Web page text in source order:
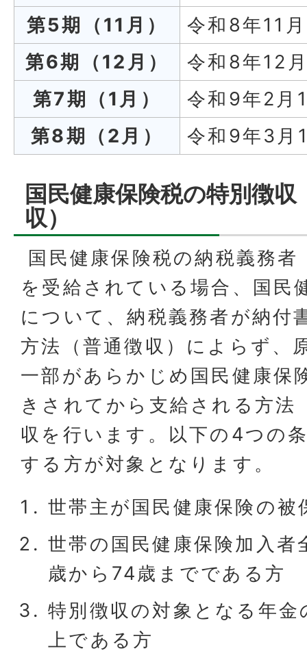
第5期（11月）
令和8年11
第6期（12月）
令和8年12
第7期（1月）
令和9年2月
第8期（2月）
令和9年3月
国民健康保険税の特別徴
収）
国民健康保険税の納税義務
を受給されている場合、国民
について、納税義務者が納付
方法（普通徴収）によらず、
一部があらかじめ国民健康保
きされてから支給される方法
収を行います。以下の4つの
する方が対象となります。
世帯主が国民健康保険の被
世帯の国民健康保険加入
歳から74歳までである方
特別徴収の対象となる年
上である方